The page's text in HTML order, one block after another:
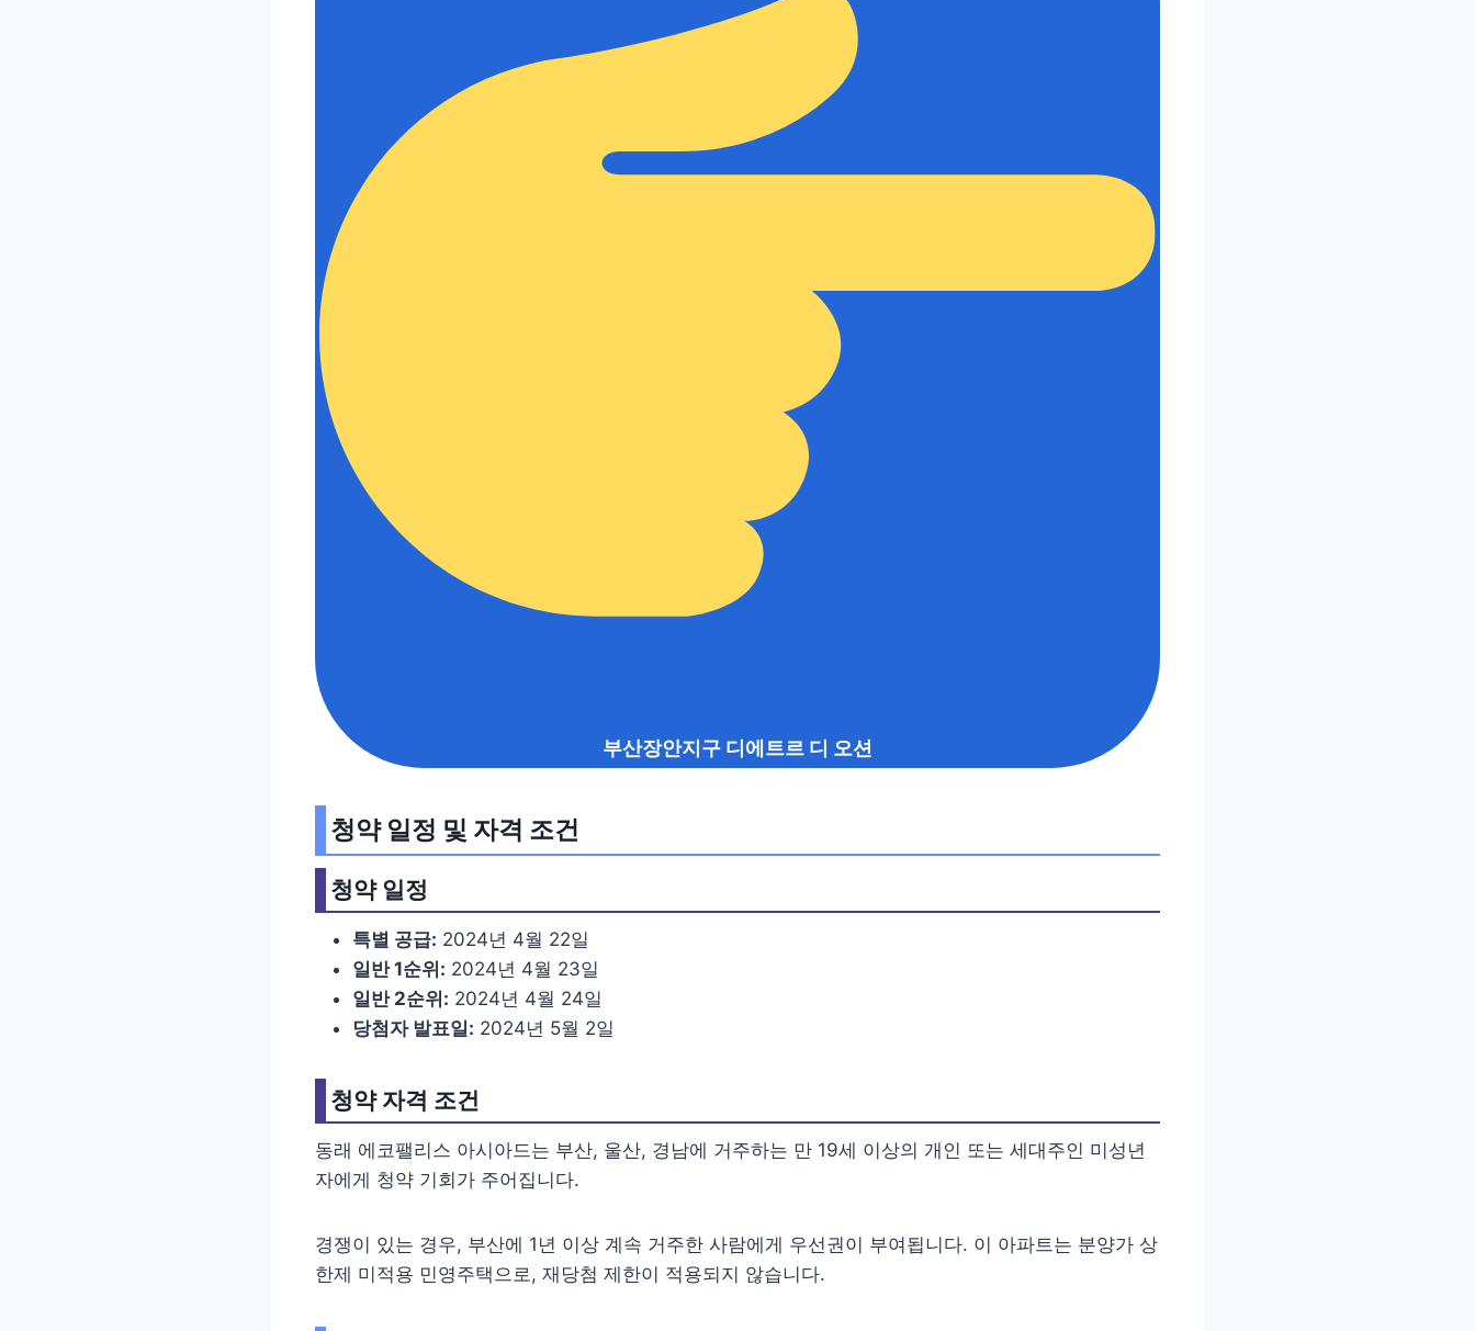
부산장안지구 디에트르 디 오션
청약 일정 및 자격 조건
청약 일정
특별 공급: 2024년 4월 22일
일반 1순위: 2024년 4월 23일
일반 2순위: 2024년 4월 24일
당첨자 발표일: 2024년 5월 2일
청약 자격 조건
동래 에코팰리스 아시아드는 부산, 울산, 경남에 거주하는 만 19세 이상의 개인 또는 세대주인 미성년
자에게 청약 기회가 주어집니다.
경쟁이 있는 경우, 부산에 1년 이상 계속 거주한 사람에게 우선권이 부여됩니다. 이 아파트는 분양가 상
한제 미적용 민영주택으로, 재당첨 제한이 적용되지 않습니다.